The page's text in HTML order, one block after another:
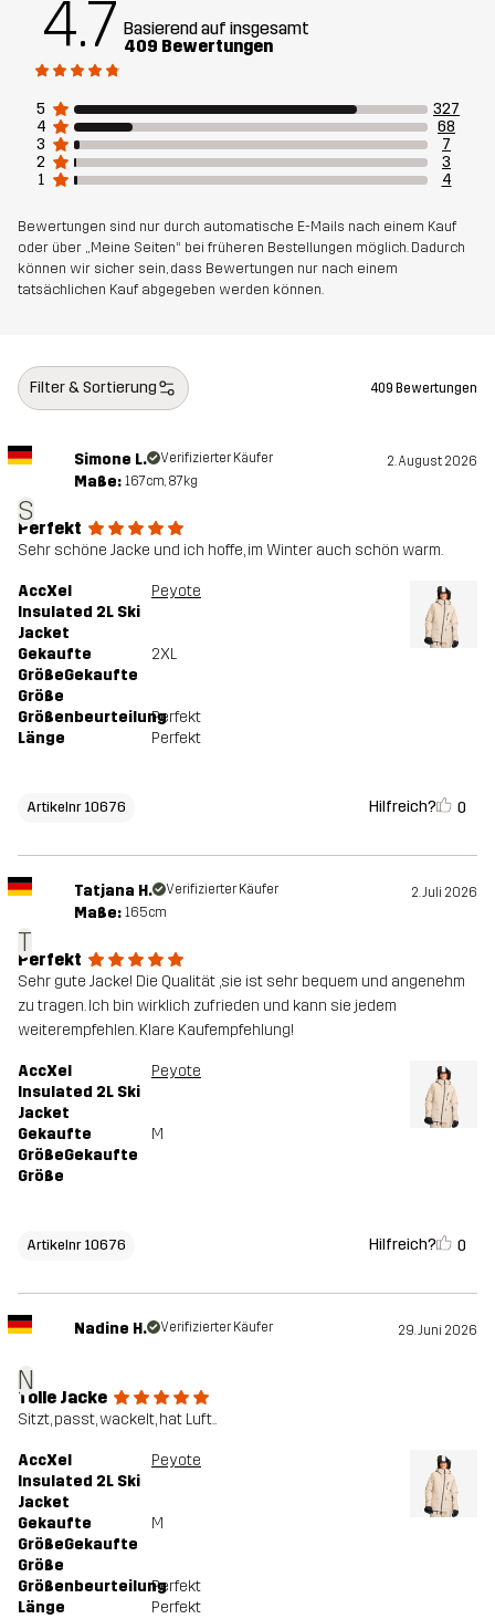
Futter 1
95% Polyester (Recyceltes), 5%
Futter 2 100% Polyester
Atmungsaktivität: 10 000 g/m²/24h
Gewicht 1039g in Größe Medium
Artikelnummer 10676_2001
4.7 Basierend auf insgesamt
409 Bewertungen
5
327
4
68
3
7
2
3
1
4
Bewertungen sind nur durch automatische E-Mails nach einem Kauf
oder über „Meine Seiten“ bei früheren Bestellungen möglich. Dadurch
können wir sicher sein, dass Bewertungen nur nach einem
tatsächlichen Kauf abgegeben werden können.
Filter & Sortierung 409 Bewertungen
S
Simone L. Verifizierter Käufer 2. August 2026
Maße: 167cm, 87kg
Perfekt
Sehr schöne Jacke und ich hoffe, im Winter auch schön warm.
AccXel
Insulated 2L Ski
Jacket
Peyote
Gekaufte
GrößeGekaufte
Größe
2XL
GrößenbeurteilungPerfekt
Länge
Perfekt
Artikelnr 10676 Hilfreich? 0
T
Tatjana H. Verifizierter Käufer 2. Juli 2026
Maße: 165cm
Perfekt
Sehr gute Jacke! Die Qualität ,sie ist sehr bequem und angenehm
zu tragen. Ich bin wirklich zufrieden und kann sie jedem
weiterempfehlen. Klare Kaufempfehlung!
AccXel
Insulated 2L Ski
Jacket
Peyote
Gekaufte
GrößeGekaufte
Größe
M
Artikelnr 10676 Hilfreich? 0
N
Nadine H. Verifizierter Käufer 29. Juni 2026
Tolle Jacke
Sitzt, passt, wackelt, hat Luft..
AccXel
Insulated 2L Ski
Jacket
Peyote
Gekaufte
GrößeGekaufte
Größe
M
GrößenbeurteilungPerfekt
Länge
Perfekt